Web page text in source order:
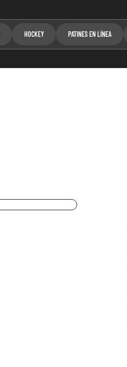
HOCKEY PATINES EN LÍNEA